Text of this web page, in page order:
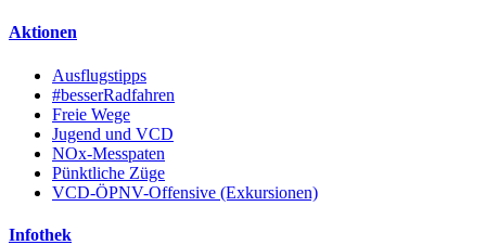
Aktionen
Ausflugstipps
#besserRadfahren
Freie Wege
Jugend und VCD
NOx-Messpaten
Pünktliche Züge
VCD-ÖPNV-Offensive (Exkursionen)
Infothek